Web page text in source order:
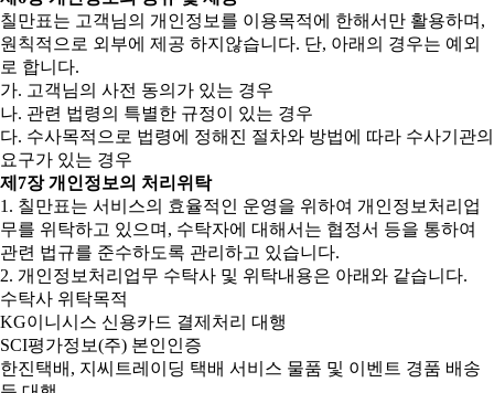
칠만표는 고객님의 개인정보를 이용목적에 한해서만 활용하며,
원칙적으로 외부에 제공 하지않습니다. 단, 아래의 경우는 예외
로 합니다.
가. 고객님의 사전 동의가 있는 경우
나. 관련 법령의 특별한 규정이 있는 경우
다. 수사목적으로 법령에 정해진 절차와 방법에 따라 수사기관의
요구가 있는 경우
제7장 개인정보의 처리위탁
1. 칠만표는 서비스의 효율적인 운영을 위하여 개인정보처리업
무를 위탁하고 있으며, 수탁자에 대해서는 협정서 등을 통하여
관련 법규를 준수하도록 관리하고 있습니다.
2. 개인정보처리업무 수탁사 및 위탁내용은 아래와 같습니다.
수탁사 위탁목적
KG이니시스 신용카드 결제처리 대행
SCI평가정보(주) 본인인증
한진택배, 지씨트레이딩 택배 서비스 물품 및 이벤트 경품 배송